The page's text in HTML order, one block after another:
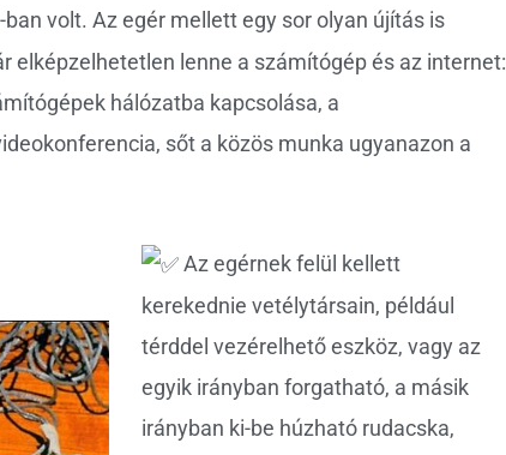
volt. Az egér mellett egy sor olyan újítás is
elképzelhetetlen lenne a számítógép és az internet:
hálózatba kapcsolása, a
sőt a közös munka ugyanazon a
Az egérnek felül kellett
kerekednie vetélytársain, például
térddel vezérelhető eszköz, vagy az
egyik irányban forgatható, a másik
irányban ki-be húzható rudacska,